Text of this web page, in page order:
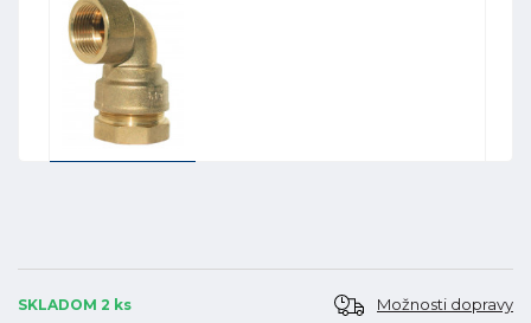
SKLADOM 2 ks Možnosti dopravy